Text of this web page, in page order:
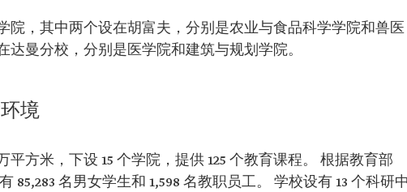
院，其中两个设在胡富夫，分别是农业与食品科学学院和兽医
曼分校，分别是医学院和建筑与规划学院。
境
平方米，下设 15 个学院，提供 125 个教育课程。 根据教育部
85,283 名男女学生和 1,598 名教职员工。 学校设有 13 个科研